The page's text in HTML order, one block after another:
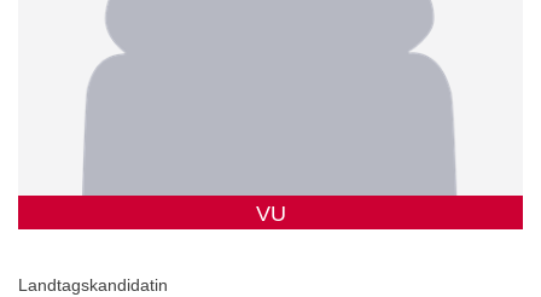
VU
Landtagskandidatin